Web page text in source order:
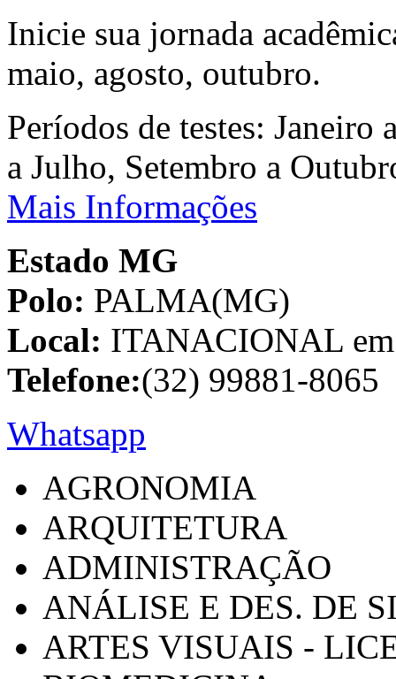
Inicie sua jornada
maio, agosto, outubro.
Períodos de testes:
a Julho, Setembro a
Mais Informações
Estado MG
Polo: PALMA(MG)
Local: ITANACIONAL
Telefone:(32) 99881-8065
Whatsapp
AGRONOMIA
ARQUITETURA
ADMINISTRAÇÃO
ANÁLISE E DES. DE
ARTES VISUAIS -